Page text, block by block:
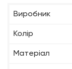
Виробник
Колір
Матеріал